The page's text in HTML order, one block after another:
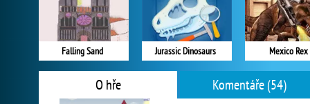
Falling Sand Jurassic Dinosaurs Mexico Rex
O hře Komentáře (54)